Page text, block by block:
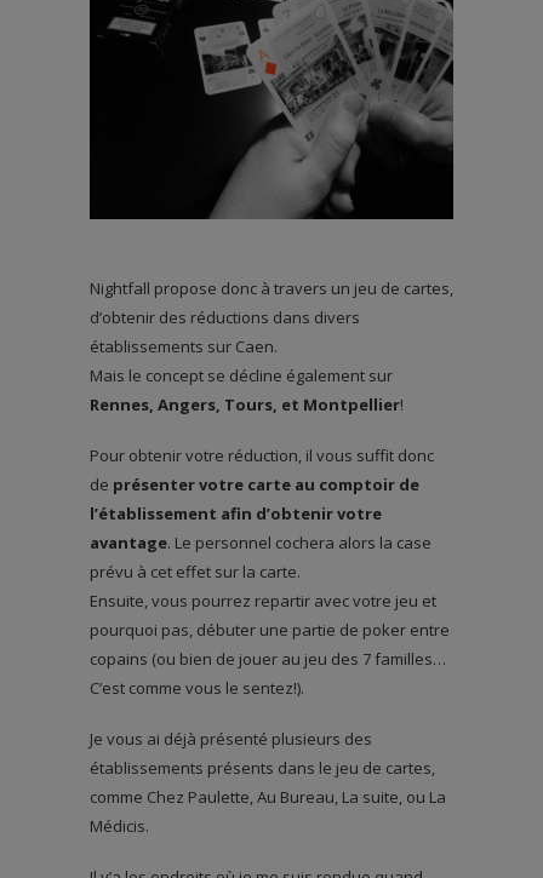
Nightfall propose donc à travers un jeu de cartes,
d’obtenir des réductions dans divers
établissements sur Caen.
Mais le concept se décline également sur
Rennes, Angers, Tours, et Montpellier!
Pour obtenir votre réduction, il vous suffit donc
de présenter votre carte au comptoir de
l’établissement afin d’obtenir votre
avantage. Le personnel cochera alors la case
prévu à cet effet sur la carte.
Ensuite, vous pourrez repartir avec votre jeu et
pourquoi pas, débuter une partie de poker entre
copains (ou bien de jouer au jeu des 7 familles…
C’est comme vous le sentez!).
Je vous ai déjà présenté plusieurs des
établissements présents dans le jeu de cartes,
comme Chez Paulette, Au Bureau, La suite, ou La
Médicis.